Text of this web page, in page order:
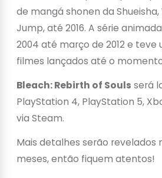
de mangá shonen da
Jump, até 2016. A série
2004 até março de 2012 e
filmes lançados até o
Bleach: Rebirth of Souls será
PlayStation 4, PlayStation 5,
via Steam.
Mais detalhes serão revelados
meses, então fiquem atentos!